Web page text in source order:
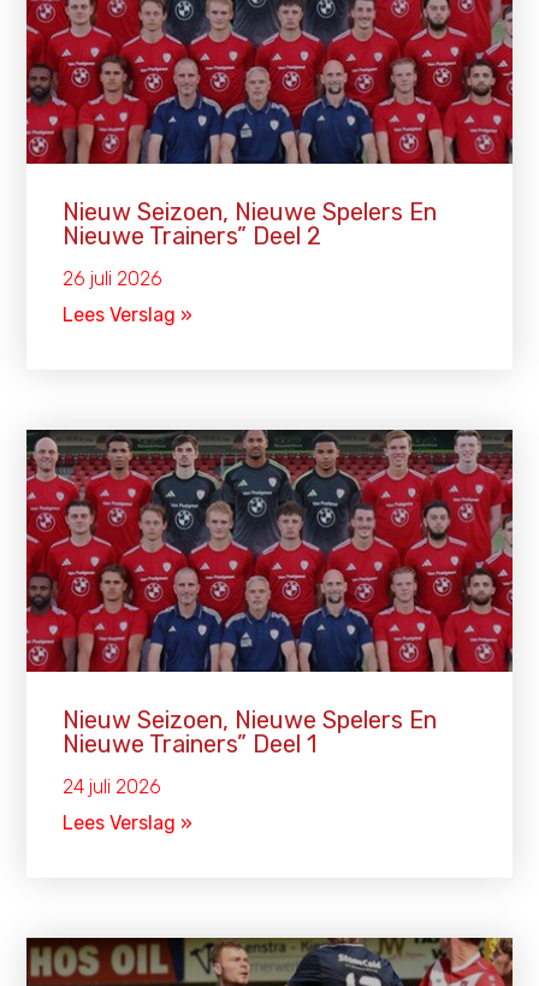
Nieuw Seizoen, Nieuwe Spelers En
Nieuwe Trainers” Deel 2
26 juli 2026
Lees Verslag »
Nieuw Seizoen, Nieuwe Spelers En
Nieuwe Trainers” Deel 1
24 juli 2026
Lees Verslag »